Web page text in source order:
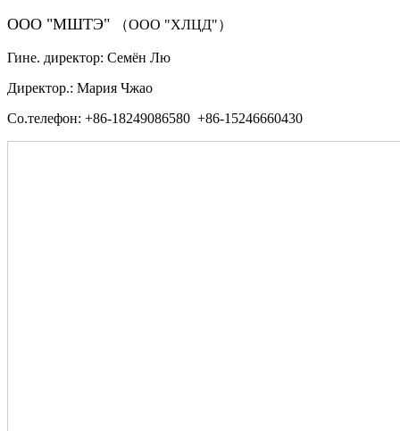
ООО "МШТЭ" （ООО "ХЛЦД"）
Гине. директор: Семён Лю
Директор.: Мария Чжао
Со.телефон: +86-18249086580 +86-15246660430